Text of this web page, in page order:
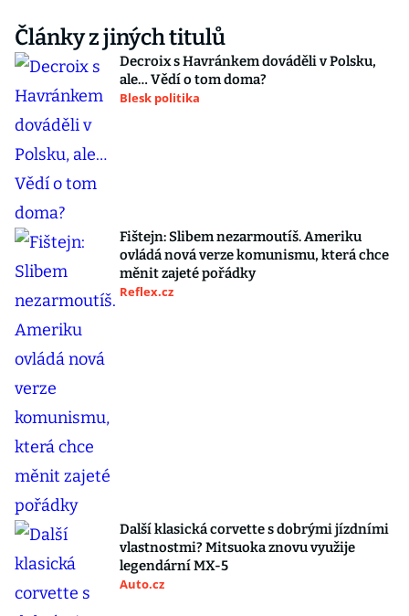
Články z jiných titulů
Decroix s Havránkem dováděli v Polsku,
ale… Vědí o tom doma?
Blesk politika
Fištejn: Slibem nezarmoutíš. Ameriku
ovládá nová verze komunismu, která chce
měnit zajeté pořádky
Reflex.cz
Další klasická corvette s dobrými jízdními
vlastnostmi? Mitsuoka znovu využije
legendární MX-5
Auto.cz